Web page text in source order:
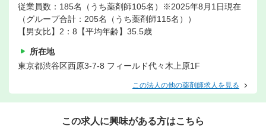
従業員数：185名（うち薬剤師105名）※2025年8月1日現在
（グループ合計：205名（うち薬剤師115名））
【男女比】2：8【平均年齢】35.5歳
所在地
東京都渋谷区西原3-7-8 フィールド代々木上原1F
この法人の他の薬剤師求人を見る
この求人に興味がある方はこちら